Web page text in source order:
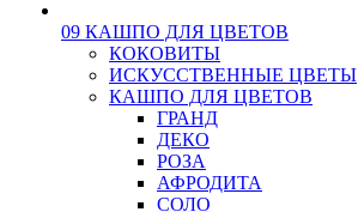
09 КАШПО ДЛЯ ЦВЕТОВ
КОКОВИТЫ
ИСКУССТВЕННЫЕ ЦВЕТЫ
КАШПО ДЛЯ ЦВЕТОВ
ГРАНД
ДЕКО
РОЗА
АФРОДИТА
СОЛО